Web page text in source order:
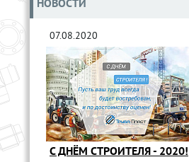
НОВОСТИ
07.08.2020
С ДНЁМ СТРОИТЕЛЯ - 2020!